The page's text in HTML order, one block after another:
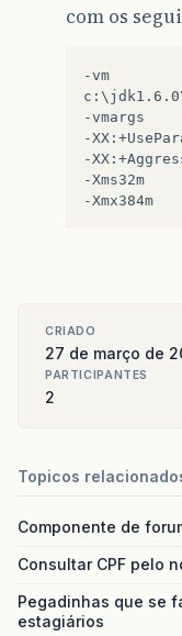
com os
-vm
-vmargs
-
-
-Xms32m
CRIADO
27 de março de
PARTICIPANTES
2
Topicos
Componente de
Consultar CPF pelo
Pegadinhas que se
estagiários